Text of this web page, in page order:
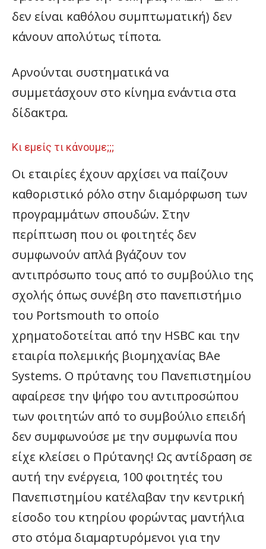
δεν είναι καθόλου συμπτωματική) δεν
κάνουν απολύτως τίποτα.
Αρνούνται συστηματικά να
συμμετάσχουν στο κίνημα ενάντια στα
δίδακτρα.
Κι εμείς τι κάνουμε;;;
Οι εταιρίες έχουν αρχίσει να παίζουν
καθοριστικό ρόλο στην διαμόρφωση των
προγραμμάτων σπουδών. Στην
περίπτωση που οι φοιτητές δεν
συμφωνούν απλά βγάζουν τον
αντιπρόσωπο τους από το συμβούλιο της
σχολής όπως συνέβη στο πανεπιστήμιο
του Portsmouth το οποίο
χρηματοδοτείται από την HSBC και την
εταιρία πολεμικής βιομηχανίας BAe
Systems. Ο πρύτανης του Πανεπιστημίου
αφαίρεσε την ψήφο του αντιπροσώπου
των φοιτητών από το συμβούλιο επειδή
δεν συμφωνούσε με την συμφωνία που
είχε κλείσει ο Πρύτανης! Ως αντίδραση σε
αυτή την ενέργεια, 100 φοιτητές του
Πανεπιστημίου κατέλαβαν την κεντρική
είσοδο του κτηρίου φορώντας μαντήλια
στο στόμα διαμαρτυρόμενοι για την